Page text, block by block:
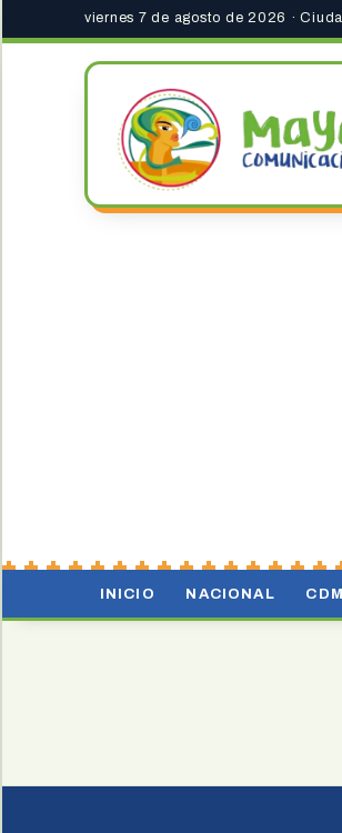
viernes 7 de agosto de 2026 ·
INICIO NACIONAL